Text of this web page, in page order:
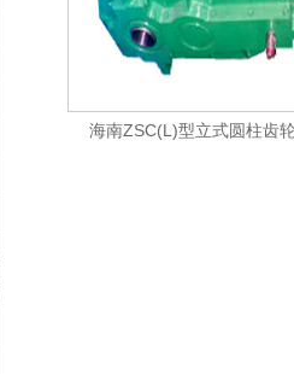
海南ZSC(L)型立式圆柱齿